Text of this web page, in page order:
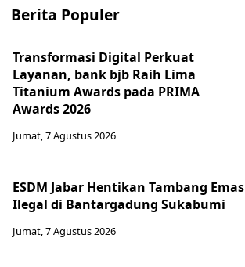
Berita Populer
Transformasi Digital Perkuat
Layanan, bank bjb Raih Lima
Titanium Awards pada PRIMA
Awards 2026
Jumat, 7 Agustus 2026
ESDM Jabar Hentikan Tambang Emas
Ilegal di Bantargadung Sukabumi
Jumat, 7 Agustus 2026